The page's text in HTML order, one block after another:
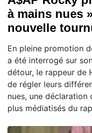
à mains nues
nouvelle
En pleine promotion
a été interrogé sur
détour, le rappeur de
de régler leurs
nues, une déclaration
plus médiatisés du